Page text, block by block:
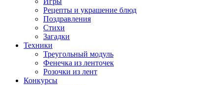
Рецепты и украшение блюд
Поздравления
Стихи
Загадки
Техники
Треугольный модуль
Фенечка из ленточек
Розочки из лент
Конкурсы